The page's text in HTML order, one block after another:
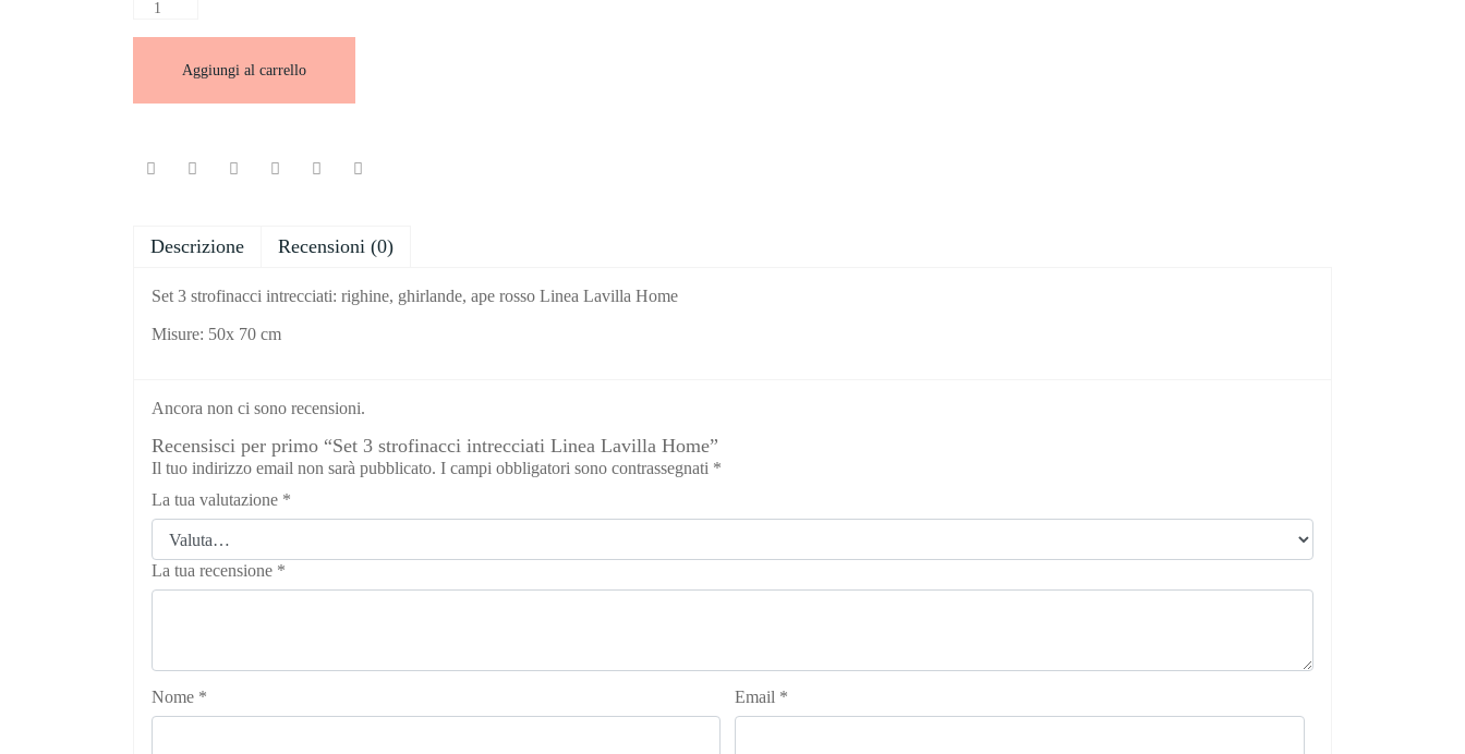
Aggiungi al carrello
Descrizione Recensioni (0)
Set 3 strofinacci intrecciati: righine, ghirlande, ape rosso Linea Lavilla Home
Misure: 50x 70 cm
Ancora non ci sono recensioni.
Recensisci per primo “Set 3 strofinacci intrecciati Linea Lavilla Home”
Il tuo indirizzo email non sarà pubblicato. I campi obbligatori sono contrassegnati *
La tua valutazione *
La tua recensione *
Nome * Email *